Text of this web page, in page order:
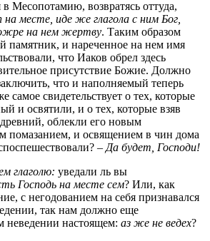
Месопотамию, возвратясь оттуда,
месте, иде же глагола с ним Бог,
на нем жертву. Таким образом
и нареченное на нем имя
что Иаков обрел здесь
присутствие Божие. Должно
что и наполняемый теперь
свидетельствует о тех, которые
и освятили, и о тех, которые взяв
облекли его новым
помазанием, и освящением в чин дома
– Да будет, Господи!
глаголю: уведали ль вы
Господь на месте сем? Или, как
с негодованием на себя признавался
так нам должно еще
неведении настоящем: aз же не ведех?